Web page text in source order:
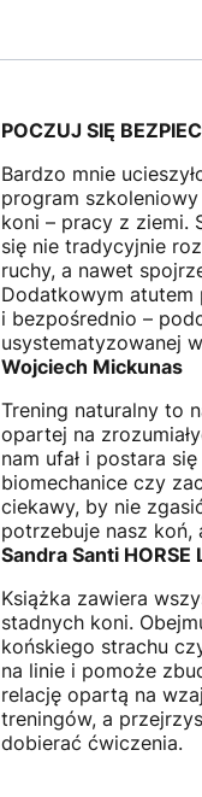
POCZUJ SIĘ
Bardzo mnie
program
koni – pracy z ziemi.
się nie tradycyjnie
ruchy, a nawet
Dodatkowym
i bezpośrednio –
usystematyzowanej
Wojciech Mickunas
Trening naturalny to
opartej na
nam ufał i postara
biomechanice czy
ciekawy, by nie
potrzebuje nasz koń,
Sandra Santi
Książka zawiera
stadnych koni.
końskiego strachu
na linie i pomoże
relację opartą na
treningów, a
dobierać ćwiczenia.